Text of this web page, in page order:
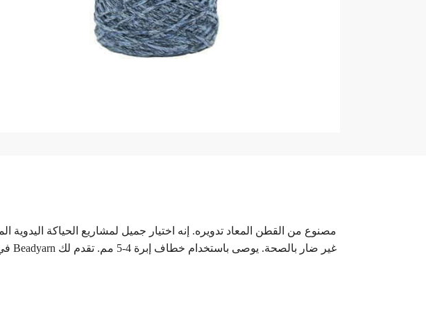
غير ضار بالصحة. يوصى باستخدام خطاف إبرة 4-5 مم. تقدم لك Beadyarn في مجموعة الألوان الخاصة مجموعة متنوعة من خيارات الألوان. يوم حياكة سعيد مقدماً!